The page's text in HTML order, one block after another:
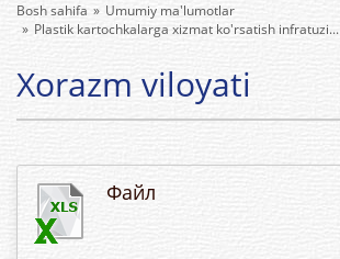
Bosh sahifa
Umumiy ma'lumotlar
Plastik kartochkalarga xizmat ko'rsatish infratuzi...
Xorazm viloyati
Файл